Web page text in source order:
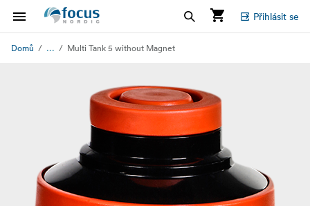
Přihlásit se
Domů ... Multi Tank 5 without Magnet